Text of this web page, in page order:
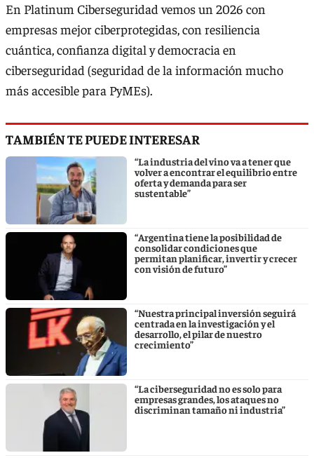
En Platinum Ciberseguridad vemos un 2026 con
empresas mejor ciberprotegidas, con resiliencia
cuántica, confianza digital y democracia en
ciberseguridad (seguridad de la información mucho
más accesible para PyMEs).
TAMBIÉN TE PUEDE INTERESAR
“La industria del vino va a tener que
volver a encontrar el equilibrio entre
oferta y demanda para ser
sustentable”
“Argentina tiene la posibilidad de
consolidar condiciones que
permitan planificar, invertir y crecer
con visión de futuro”
“Nuestra principal inversión seguirá
centrada en la investigación y el
desarrollo, el pilar de nuestro
crecimiento”
“La ciberseguridad no es solo para
empresas grandes, los ataques no
discriminan tamaño ni industria”